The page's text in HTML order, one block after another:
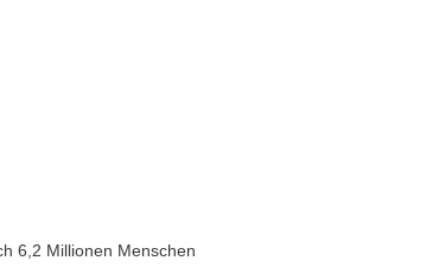
6,2 Millionen Menschen